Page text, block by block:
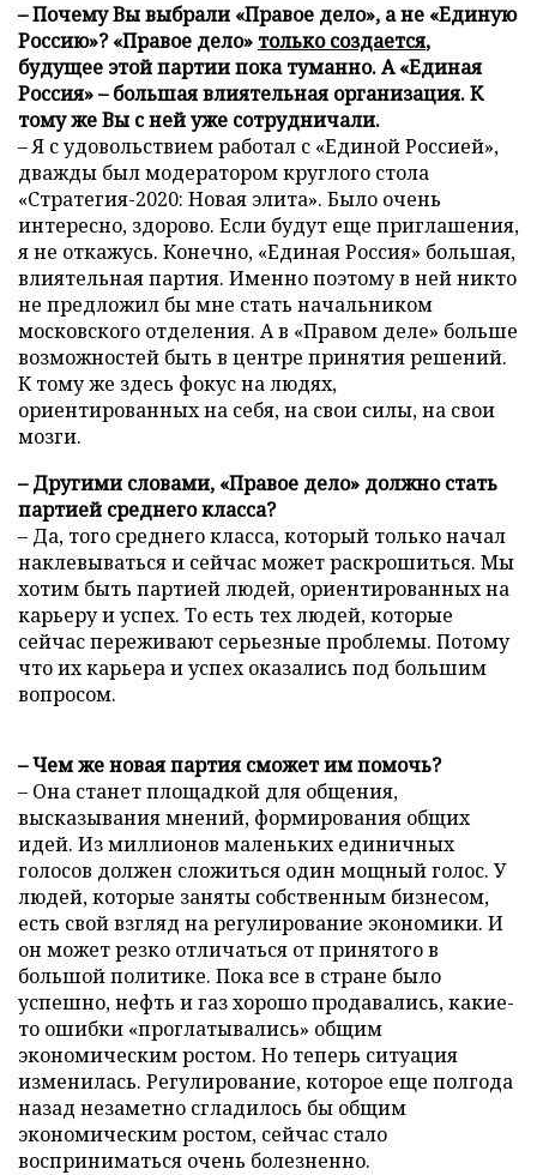
– Почему Вы выбрали «Правое дело», а не «Единую
Россию»? «Правое дело» только создается,
будущее этой партии пока туманно. А «Единая
Россия» – большая влиятельная организация. К
тому же Вы с ней уже сотрудничали.
– Я с удовольствием работал с «Единой Россией»,
дважды был модератором круглого стола
«Стратегия-2020: Новая элита». Было очень
интересно, здорово. Если будут еще приглашения,
я не откажусь. Конечно, «Единая Россия» большая,
влиятельная партия. Именно поэтому в ней никто
не предложил бы мне стать начальником
московского отделения. А в «Правом деле» больше
возможностей быть в центре принятия решений.
К тому же здесь фокус на людях,
ориентированных на себя, на свои силы, на свои
мозги.
– Другими словами, «Правое дело» должно стать
партией среднего класса?
– Да, того среднего класса, который только начал
наклевываться и сейчас может раскрошиться. Мы
хотим быть партией людей, ориентированных на
карьеру и успех. То есть тех людей, которые
сейчас переживают серьезные проблемы. Потому
что их карьера и успех оказались под большим
вопросом.
– Чем же новая партия сможет им помочь?
– Она станет площадкой для общения,
высказывания мнений, формирования общих
идей. Из миллионов маленьких единичных
голосов должен сложиться один мощный голос. У
людей, которые заняты собственным бизнесом,
есть свой взгляд на регулирование экономики. И
он может резко отличаться от принятого в
большой политике. Пока все в стране было
успешно, нефть и газ хорошо продавались, какие-
то ошибки «проглатывались» общим
экономическим ростом. Но теперь ситуация
изменилась. Регулирование, которое еще полгода
назад незаметно сгладилось бы общим
экономическим ростом, сейчас стало
восприниматься очень болезненно.